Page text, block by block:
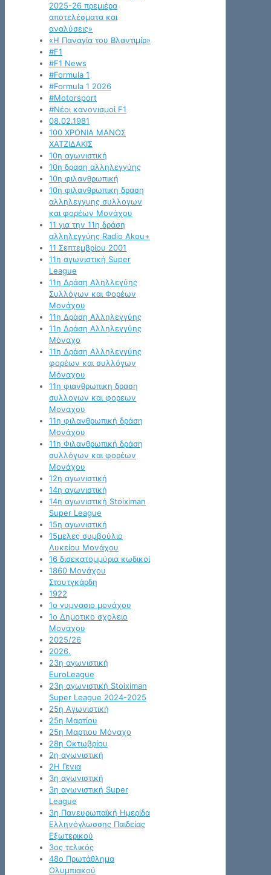
2025-26 πρεμιέρα
αποτελέσματα και
αναλύσεις»
«Η Παναγία του Βλαντιμίρ»
#F1
#F1 News
#Formula 1
#Formula 1 2026
#Motorsport
#Νέοι κανονισμοί F1
08.02.1981
100 ΧΡΟΝΙΑ ΜΑΝΟΣ
ΧΑΤΖΙΔΑΚΙΣ
10η αγωνιστική
10η δραση αλληλεγγύης
10η φιλανθρωπική
10η φιλανθρωπικη δραση
αλληλεγγυης συλλογων
και φορέων Μονάχου
11 για την 11η δράση
αλληλεγγύης Radio Akou+
11 Σεπτεμβρίου 2001
11η αγωνιστική Super
League
11η Δράση Αληλλεγύης
Συλλόγων και Φορέων
Μονάχου
11η Δράση Αλληλεγγύης
11η Δράση Αλληλεγγύης
Μόναχο
11η Δράση Αλληλεγγύης
φορέων και συλλόγων
Μόναχου
11η φιανθρωπικη δραση
συλλογων και φορεων
Μοναχου
11η φιλανθρωπική δράση
Μονάχου
11η Φιλανθρωπική δράση
συλλόγων και φορέων
Μονάχου
12η αγωνιστική
14η αγωνιστική
14η αγωνιστική Stoiximan
Super League
15η αγωνιστική
15μελες συμβούλιο
Λυκείου Μονάχου
16 δισεκατομμύρια κωδικοί
1860 Μονάχου
Στουτγκάρδη
1922
1ο γυμνασιο μονάχου
1ο Δημοτικο σχολειο
Μοναχου
2025/26
2026.
23η αγωνιστική
EuroLeague
23η αγωνιστική Stoiximan
Super League 2024-2025
25η Αγωνιστική
25η Μαρτίου
25η Μαρτιου Μόναχο
28η Οκτωβρίου
2η αγωνιστική
2Η Γενια
3η αγωνιστική
3η αγωνιστική Super
League
3η Πανευρωπαϊκή Ημερίδα
Ελληνόγλωσσης Παιδείας
Εξωτερικού
3ος τελικός
48ο Πρωτάθλημα
Ολυμπιακού